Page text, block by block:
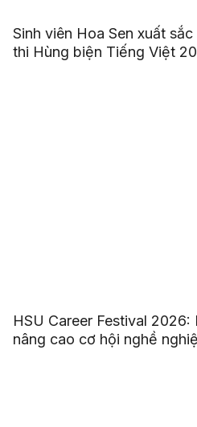
Sinh viên Hoa Sen xuất
thi Hùng biện Tiếng Việt
HSU Career Festival
nâng cao cơ hội nghề